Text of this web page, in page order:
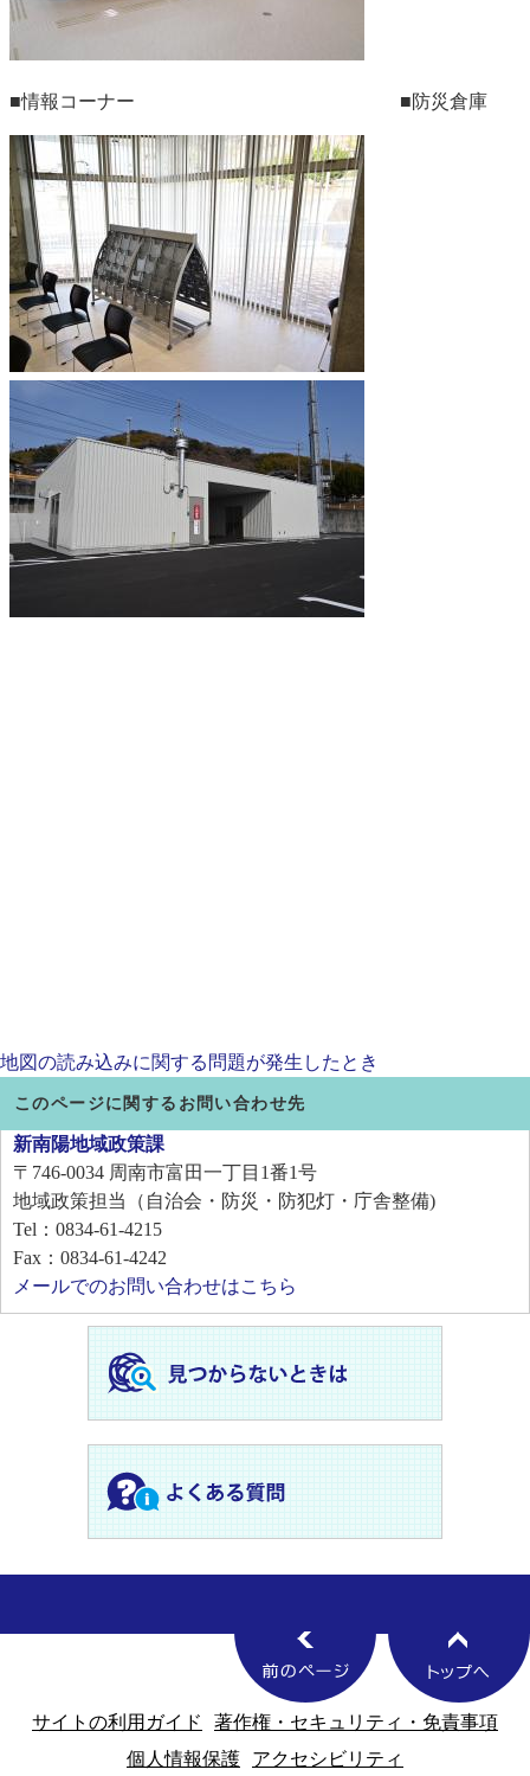
■情報コーナー ■防災倉庫
地図の読み込みに関する問題が発生したとき
このページに関するお問い合わせ先
新南陽地域政策課
〒746-0034 周南市富田一丁目1番1号
地域政策担当（自治会・防災・防犯灯・庁舎整備)
Tel：0834-61-4215
Fax：0834-61-4242
メールでのお問い合わせはこちら
サイトの利用ガイド
著作権・セキュリティ・免責事項
個人情報保護
アクセシビリティ